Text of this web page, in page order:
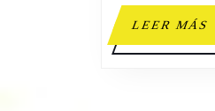
LEER MÁS